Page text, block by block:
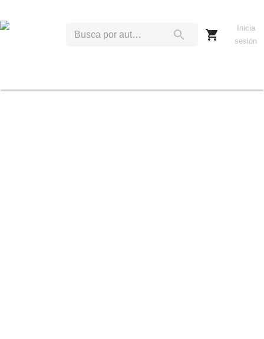
Inicia
sesión